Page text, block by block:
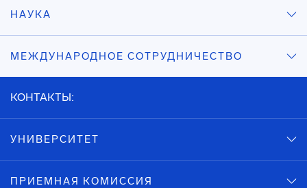
НАУКА
МЕЖДУНАРОДНОЕ СОТРУДНИЧЕСТВО
КОНТАКТЫ:
УНИВЕРСИТЕТ
ПРИЕМНАЯ КОМИССИЯ